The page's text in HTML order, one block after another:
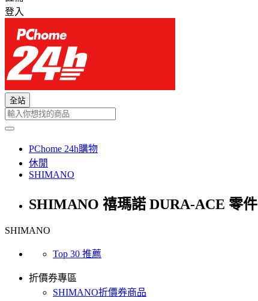
登入
全站
PChome 24h購物
休閒
SHIMANO
SHIMANO 禧瑪諾 DURA-ACE 零件
SHIMANO
Top 30 推薦
折價券專區
SHIMANO折價券商品